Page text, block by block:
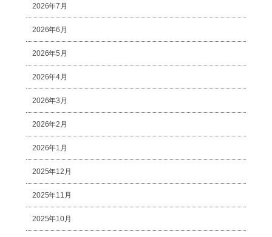
2026年7月
2026年6月
2026年5月
2026年4月
2026年3月
2026年2月
2026年1月
2025年12月
2025年11月
2025年10月